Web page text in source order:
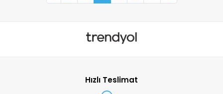
Hızlı Teslimat